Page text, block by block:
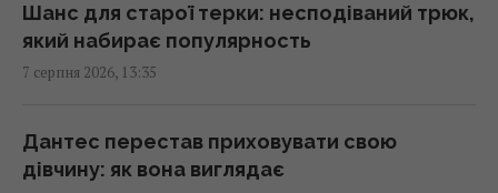
13:30 п'ятниця, 07 серпня 2026
13:30 п'ятниця, 07 серпня 2026
Шанс для старої терки: несподіваний трюк,
який набирає популярность
7 серпня 2026, 13:35
Дантес перестав приховувати свою
дівчину: як вона виглядає